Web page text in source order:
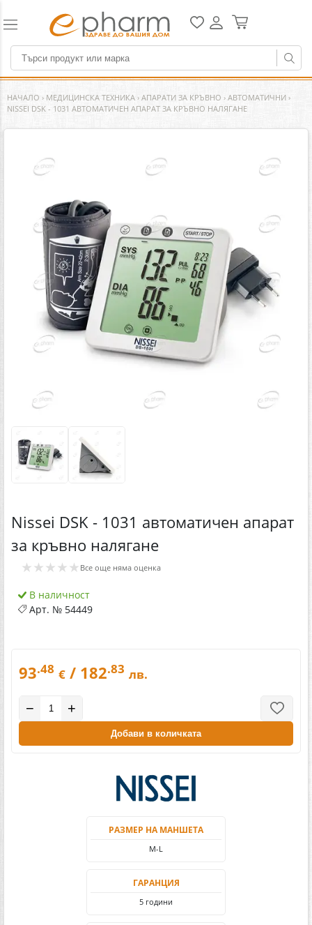
НАЧАЛО › МЕДИЦИНСКА ТЕХНИКА › АПАРАТИ ЗА КРЪВНО › АВТОМАТИЧНИ ›
NISSEI DSK - 1031 АВТОМАТИЧЕН АПАРАТ ЗА КРЪВНО НАЛЯГАНЕ
Nissei DSK - 1031 автоматичен апарат
за кръвно налягане
★★★★★ Все още няма оценка
В наличност
Арт. № 54449
93.48 € / 182.83 лв.
− +
Добави в количката
РАЗМЕР НА МАНШЕТА
M-L
ГАРАНЦИЯ
5 години